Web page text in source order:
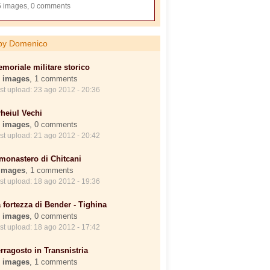
images, 0 comments
Domenico
militare storico
images, 1 comments
upload: 23 ago 2012 - 20:36
Vechi
images, 0 comments
upload: 21 ago 2012 - 20:42
di Chitcani
, 1 comments
upload: 18 ago 2012 - 19:36
fortezza di Bender - Tighina
images, 0 comments
upload: 18 ago 2012 - 17:42
in Transnistria
images, 1 comments